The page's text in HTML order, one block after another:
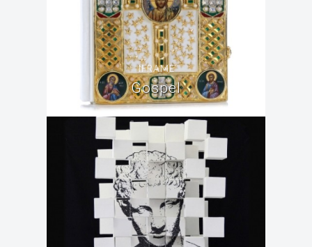
IFRAME
Gospel